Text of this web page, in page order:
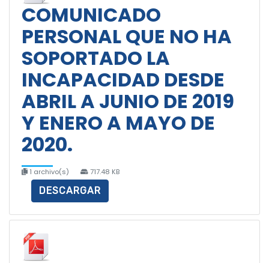
COMUNICADO
PERSONAL QUE NO HA
SOPORTADO LA
INCAPACIDAD DESDE
ABRIL A JUNIO DE 2019
Y ENERO A MAYO DE
2020.
1 archivo(s) 717.48 KB
DESCARGAR